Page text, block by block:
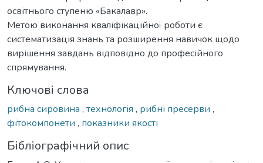
освітнього ступеню «Бакалавр».
Метою виконання кваліфікаційної роботи є
систематизація знань та розширення навичок щодо
вирішення завдань відповідно до професійного
спрямування.
Ключові слова
рибна сировина , технологія , рибні пресерви ,
фітокомпонети , показники якості
Бібліографічний опис